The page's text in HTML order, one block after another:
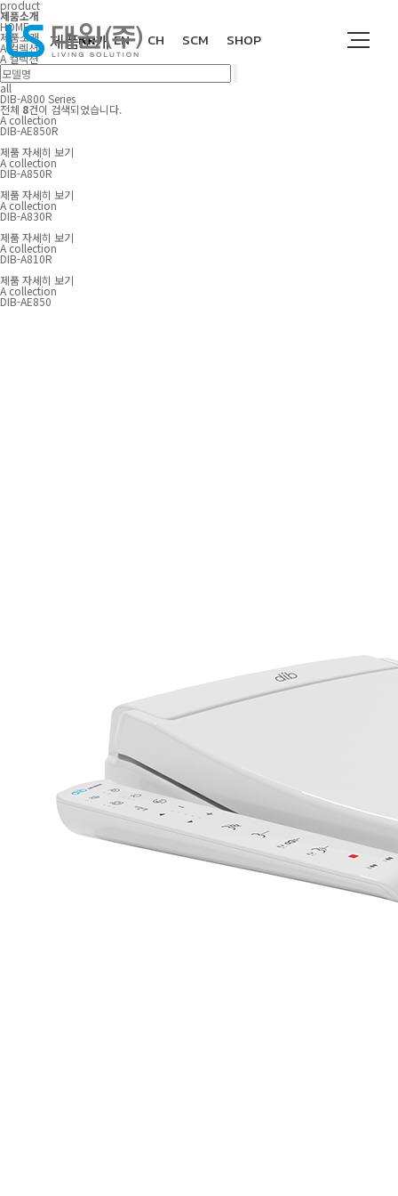
제품소개
ALL
T컬렉션
N컬렉션
B컬렉션
다운로드
특허 및 인증서
설명서 및 카달로그
고객지원
모델별 기능비교표
회사소개
KR EN CH SCM SHOP
product
제품소개
HOME
제품소개
A 컬렉션
A 컬렉션
all
DIB-A800 Series
전체 8건이 검색되었습니다.
A collection
DIB-AE850R
제품 자세히 보기
A collection
DIB-A850R
제품 자세히 보기
A collection
DIB-A830R
제품 자세히 보기
A collection
DIB-A810R
제품 자세히 보기
A collection
DIB-AE850